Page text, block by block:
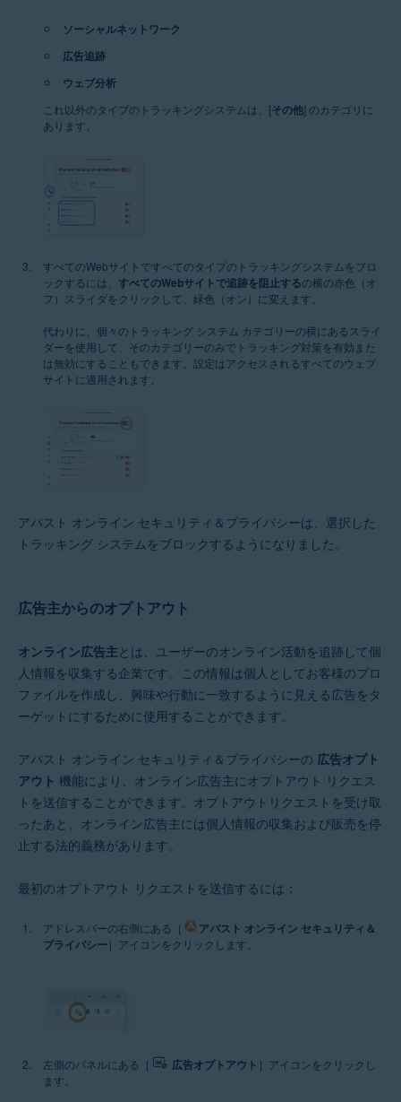
ソーシャルネットワーク
広告追跡
ウェブ分析
これ以外のタイプのトラッキングシステムは、[その他] のカテゴリに
あります。
すべてのWebサイトですべてのタイプのトラッキングシステムをブロ
ックするには、 すべてのWebサイトで追跡を阻止するの横の赤色（オ
フ）スライダをクリックして、緑色（オン）に変えます。
代わりに、個々のトラッキング システム カテゴリーの横にあるスライ
ダーを使用して、そのカテゴリーのみでトラッキング対策を有効また
は無効にすることもできます。設定はアクセスされるすべてのウェブ
サイトに適用されます。
アバスト オンライン セキュリティ＆プライバシーは、選択した
トラッキング システムをブロックするようになりました。
広告主からのオプトアウト
オンライン広告主とは、ユーザーのオンライン活動を追跡して個
人情報を収集する企業です。この情報は個人としてお客様のプロ
ファイルを作成し、興味や行動に一致するように見える広告をタ
ーゲットにするために使用することができます。
アバスト オンライン セキュリティ＆プライバシーの 広告オプト
アウト 機能により、オンライン広告主にオプトアウト リクエス
トを送信することができます。オプトアウトリクエストを受け取
ったあと、オンライン広告主には個人情報の収集および販売を停
止する法的義務があります。
最初のオプトアウト リクエストを送信するには：
アドレスバーの右側にある［
アバスト オンライン セキュリティ＆
プライバシー ］アイコンをクリックします。
左側のパネルにある［ 広告オプトアウト ］アイコンをクリックし
ます。